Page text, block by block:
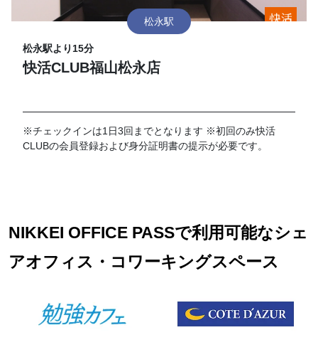
松永駅
松永駅より15分
快活CLUB福山松永店
※チェックインは1日3回までとなります ※初回のみ快活
CLUBの会員登録および身分証明書の提示が必要です。
NIKKEI OFFICE PASSで利用可能なシェ
アオフィス・コワーキングスペース